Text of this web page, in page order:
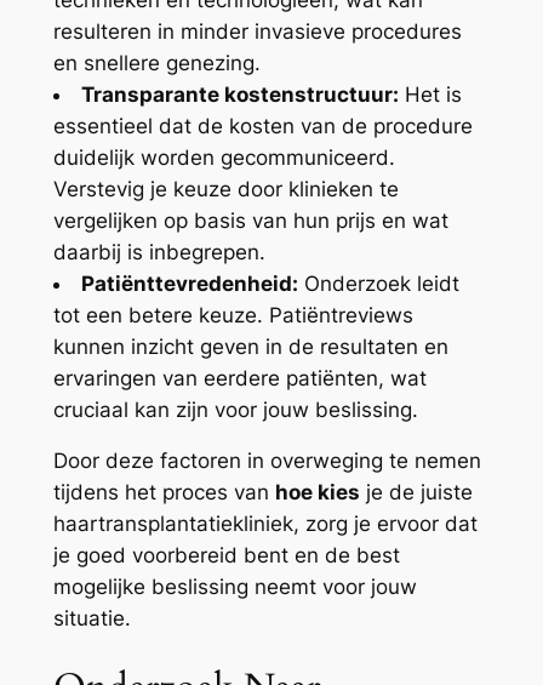
resulteren in minder invasieve procedures
en snellere genezing.
Transparante kostenstructuur: Het is
essentieel dat de kosten van de procedure
duidelijk worden gecommuniceerd.
Verstevig je keuze door klinieken te
vergelijken op basis van hun prijs en wat
daarbij is inbegrepen.
Patiënttevredenheid: Onderzoek leidt
tot een betere keuze. Patiëntreviews
kunnen inzicht geven in de resultaten en
ervaringen van eerdere patiënten, wat
cruciaal kan zijn voor jouw beslissing.
Door deze factoren in overweging te nemen
tijdens het proces van hoe kies je de juiste
haartransplantatiekliniek, zorg je ervoor dat
je goed voorbereid bent en de best
mogelijke beslissing neemt voor jouw
situatie.